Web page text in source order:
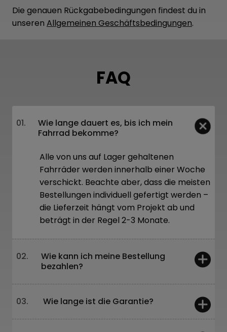
Die genauen Rückgabebedingungen findest du in
unseren Allgemeinen Geschäftsbedingungen.
FAQ
01.
Wie lange dauert es, bis ich mein
Fahrrad bekomme?
Alle von uns auf Lager gehaltenen
Fahrräder werden innerhalb einer Woche
verschickt. Beachte aber, dass die meisten
Bestellungen individuell gefertigt werden –
die Lieferzeit hängt vom Projekt ab und
beträgt in der Regel 2-3 Monate.
02.
Wie kann ich meine Bestellung
bezahlen?
Online – Überweisung oder über unsere
Website
Leasing und 0%-Raten sind ebenfalls
03.
Wie lange ist die Garantie?